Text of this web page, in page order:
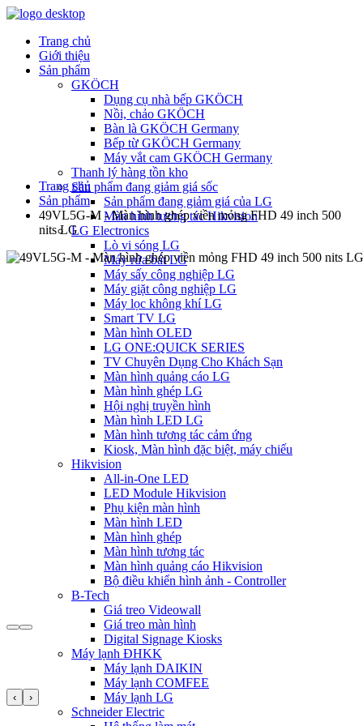
Trang chủ
Giới thiệu
Sản phẩm
GKÖCH
Dụng cụ nhà bếp GKÖCH
Nồi, chảo GKÖCH
Bàn là GKÖCH Germany
Bếp từ GKÖCH Germany
Máy vắt cam GKÖCH Germany
Thanh lý hàng tồn kho
Sản phẩm đang giảm giá sốc
Sản phẩm đang giảm giá của LG
Màn hình tương tác Hikvision
LG Electronics
Lò vi sóng LG
Máy rửa bát LG
Máy sấy công nghiệp LG
Máy giặt công nghiệp LG
Máy lọc không khí LG
Smart TV LG
Màn hình OLED
LG ONE:QUICK SERIES
TV Chuyên Dụng Cho Khách Sạn
Màn hình quảng cáo LG
Màn hình ghép LG
Hội nghị truyền hình
Màn hình LED LG
Màn hình tương tác cảm ứng
Kiosk, Màn hình đặc biệt, máy chiếu
Hikvision
All-in-One LED
LED Module Hikvision
Phụ kiện màn hình
Màn hình LED
Màn hình ghép
Màn hình tương tác
Màn hình quảng cáo Hikvision
Bộ điều khiển hình ảnh - Controller
B-Tech
Giá treo Videowall
Giá treo màn hình
Digital Signage Kiosks
Máy lạnh ĐHKK
Máy lạnh DAIKIN
Máy lạnh COMFEE
Máy lạnh LG
Schneider Electric
Trang chủ
Sản phẩm
49VL5G-M - Màn hình ghép viền mỏng FHD 49 inch 500
nits LG
‹ ›